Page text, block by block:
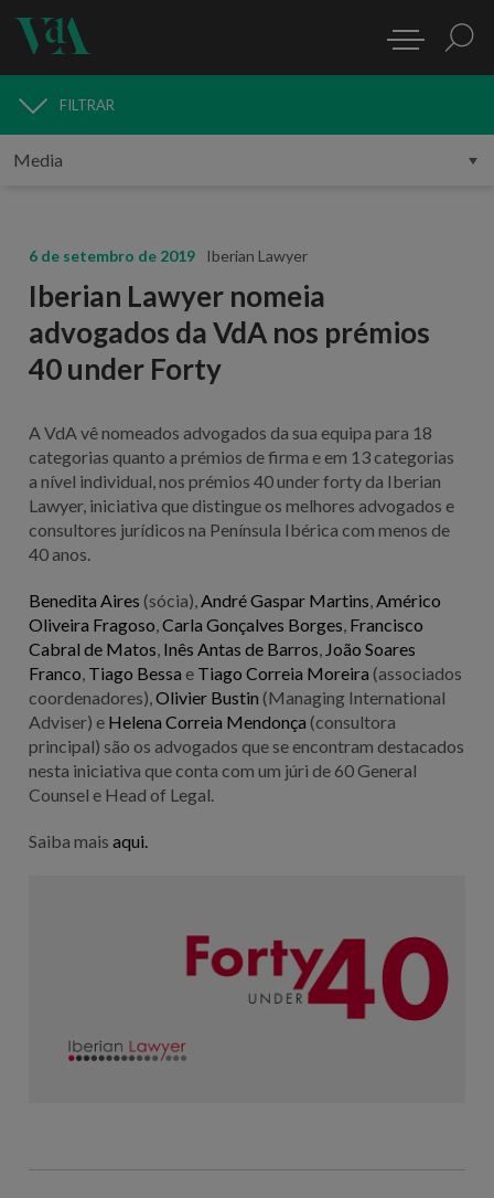
MEDIA
FILTRAR
6 de setembro de 2019 Iberian Lawyer
Iberian Lawyer nomeia
advogados da VdA nos prémios
40 under Forty
A VdA vê nomeados advogados da sua equipa para 18
categorias quanto a prémios de firma e em 13 categorias
a nível individual, nos prémios 40 under forty da Iberian
Lawyer, iniciativa que distingue os melhores advogados e
consultores jurídicos na Península Ibérica com menos de
40 anos.
Benedita Aires (sócia), André Gaspar Martins Américo
Oliveira Fragoso Carla Gonçalves Borges Francisco
Cabral de Matos Inês Antas de Barros João Soares
Franco Tiago Bessa e Tiago Correia Moreira (associados
coordenadores), Olivier Bustin (Managing International
Adviser) eHelena Correia Mendonça (consultora
principal) são os advogados que se encontram destacados
nesta iniciativa que conta com um júri de 60 General
Counsel e Head of Legal.
Saiba mais aqui.